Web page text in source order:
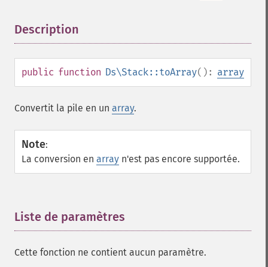
Description
public function Ds\Stack::toArray(): array
Convertit la pile en un array.
Note:
La conversion en array n'est pas encore supportée.
Liste de paramètres
Cette fonction ne contient aucun paramètre.